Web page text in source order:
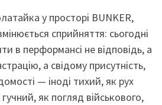
у просторі BUNKER,
сприйняття: сьогодні
в перформансі не відповідь, а
а свідому присутність,
— іноді тихий, як рух
гучний, як погляд військового,